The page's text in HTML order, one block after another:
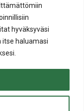
hyväksyväsi
itse haluamasi